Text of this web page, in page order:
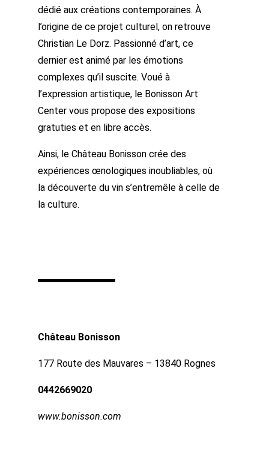
dédié aux créations contemporaines. À
l’origine de ce projet culturel, on retrouve
Christian Le Dorz. Passionné d’art, ce
dernier est animé par les émotions
complexes qu’il suscite. Voué à
l’expression artistique, le Bonisson Art
Center vous propose des expositions
gratuties et en libre accès.
Ainsi, le Château Bonisson crée des
expériences œnologiques inoubliables, où
la découverte du vin s’entremêle à celle de
la culture.
Château Bonisson
177 Route des Mauvares – 13840 Rognes
0442669020
www.bonisson.com